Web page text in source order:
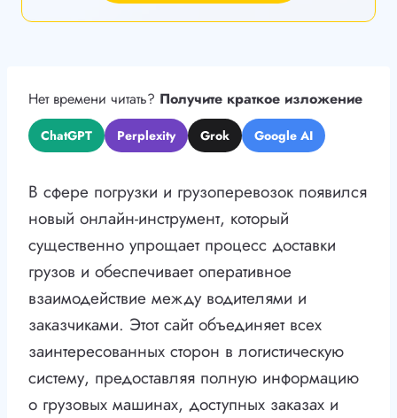
Нет времени читать? Получите краткое изложение
ChatGPT Perplexity Grok Google AI
В сфере погрузки и грузоперевозок появился
новый онлайн-инструмент, который
существенно упрощает процесс доставки
грузов и обеспечивает оперативное
взаимодействие между водителями и
заказчиками. Этот сайт объединяет всех
заинтересованных сторон в логистическую
систему, предоставляя полную информацию
о грузовых машинах, доступных заказах и